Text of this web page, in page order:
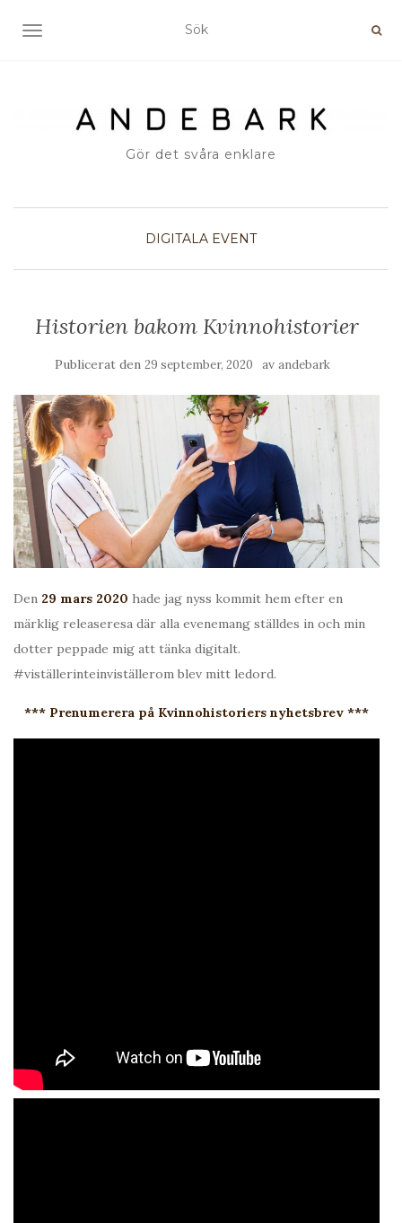
SLÅ PÅ/AV NAVIGERING
Gör det svåra enklare
DIGITALA EVENT
Historien bakom Kvinnohistorier
Publicerat den 29 september, 2020 av andebark
Den 29 mars 2020 hade jag nyss kommit hem efter en
märklig releaseresa där alla evenemang ställdes in och min
dotter peppade mig att tänka digitalt.
#viställerinteinviställerom blev mitt ledord.
*** Prenumerera på Kvinnohistoriers nyhetsbrev ***